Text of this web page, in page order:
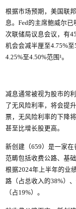
根据市场预期，美国联
息。Fed的主席鲍威尔
次联储局议息会议，有
机会会减半厘至4.75%
4.25%至4.50%范围¹。
减息通常被视为股市的
了无风险利率，将会提
票，无风险利率的下降
甚至比增长股更高。
新创建（659）是一家
范畴包括收费公路、基
根据2024年上半年的业
路（占总收入的38%）
（占19%）。